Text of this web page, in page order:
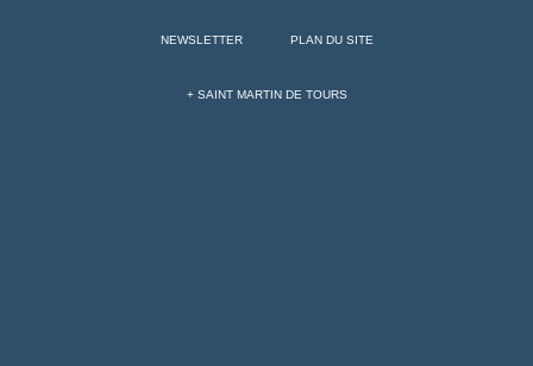
NEWSLETTER PLAN DU SITE
+ SAINT MARTIN DE TOURS